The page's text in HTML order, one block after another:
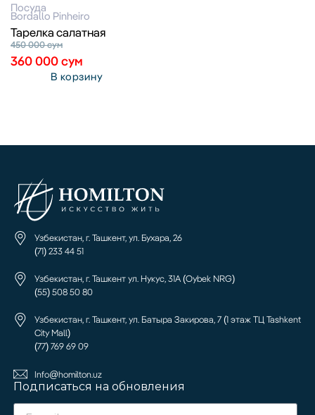
Посуда
Bordallo Pinheiro
Тарелка салатная
450 000сум
360 000сум
В корзину
Узбекистан, г. Ташкент, ул. Бухара, 26
(71) 233 44 51
Узбекистан, г. Ташкент ул. Нукус, 31А (Oybek NRG)
(55) 508 50 80
Узбекистан, г. Ташкент, ул. Батыра Закирова, 7 (1 этаж ТЦ Tashkent
City Mall)
(77) 769 69 09
Info@homilton.uz
Подписаться на обновления